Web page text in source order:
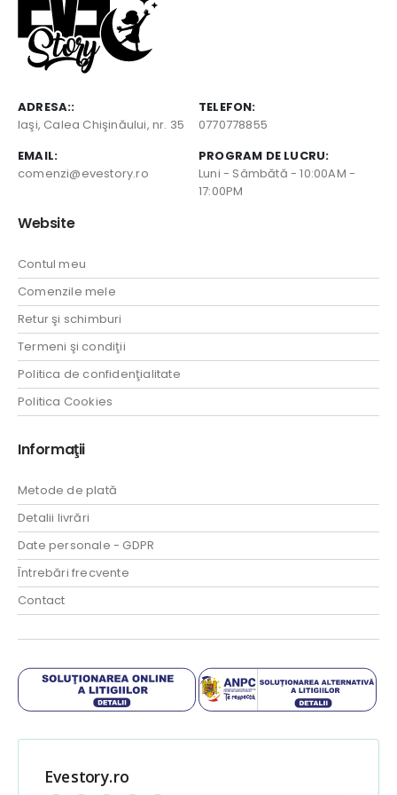
ADRESA::
Iaşi, Calea Chişinăului, nr. 35
TELEFON:
0770778855
EMAIL:
comenzi@evestory.ro
PROGRAM DE LUCRU:
Luni - Sâmbătă - 10:00AM -
17:00PM
Website
Contul meu
Comenzile mele
Retur şi schimburi
Termeni şi condiţii
Politica de confidenţialitate
Politica Cookies
Informaţii
Metode de plată
Detalii livrări
Date personale - GDPR
Întrebări frecvente
Contact
Evestory.ro